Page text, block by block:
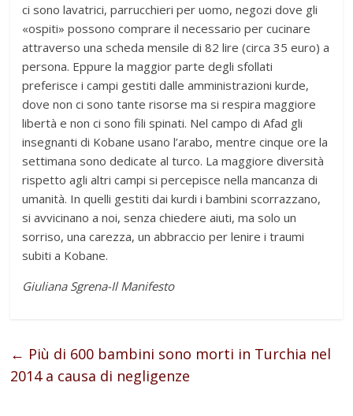
ci sono lavatrici, parrucchieri per uomo, negozi dove gli
«ospiti» possono comprare il necessario per cucinare
attraverso una scheda mensile di 82 lire (circa 35 euro) a
persona. Eppure la maggior parte degli sfollati
preferisce i campi gestiti dalle amministrazioni kurde,
dove non ci sono tante risorse ma si respira maggiore
libertà e non ci sono fili spinati. Nel campo di Afad gli
insegnanti di Kobane usano l’arabo, mentre cinque ore la
settimana sono dedicate al turco. La maggiore diversità
rispetto agli altri campi si percepisce nella mancanza di
umanità. In quelli gestiti dai kurdi i bambini scorrazzano,
si avvicinano a noi, senza chiedere aiuti, ma solo un
sorriso, una carezza, un abbraccio per lenire i traumi
subiti a Kobane.
Giuliana Sgrena-Il Manifesto
← Più di 600 bambini sono morti in Turchia nel
2014 a causa di negligenze